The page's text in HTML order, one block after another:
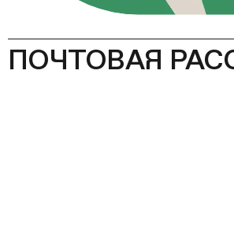
ПОЧТОВАЯ